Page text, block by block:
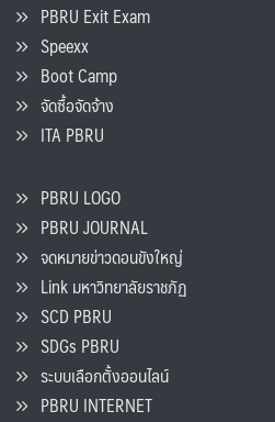
PBRU Exit Exam
Speexx
Boot Camp
จัดซื้อจัดจ้าง
ITA PBRU
PBRU LOGO
PBRU JOURNAL
จดหมายข่าวดอนขังใหญ่
Link มหาวิทยาลัยราชภัฏ
SCD PBRU
SDGs PBRU
ระบบเลือกตั้งออนไลน์
PBRU INTERNET